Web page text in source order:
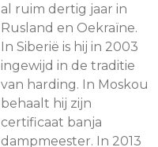
al ruim dertig jaar in
Rusland en Oekraïne.
In Siberië is hij in 2003
ingewijd in de traditie
van harding. In Moskou
behaalt hij zijn
certificaat banja
dampmeester. In 2013